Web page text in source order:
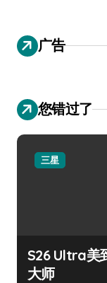
广告
您错过了
三星
S26 Ultra美
大师